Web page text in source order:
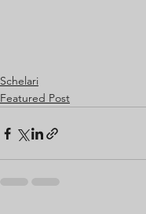
Schelari
Featured Post